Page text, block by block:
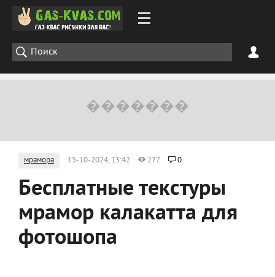
мрамора 15-10-2024, 13:42 277 0
Бесплатные текстуры
мрамор калакатта для
фотошопа